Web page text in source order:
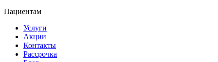
Пациентам
Услуги
Акции
Контакты
Рассрочка